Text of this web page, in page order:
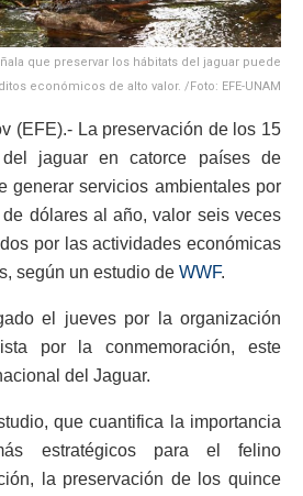
que preservar los hábitats del jaguar puede
económicos de alto valor. /Foto: EFE-UNAM
(EFE).- La preservación de los 15
del jaguar en catorce países de
generar servicios ambientales por
dólares al año, valor seis veces
por las actividades económicas
según un estudio de WWF.
el jueves por la organización
por la conmemoración, este
del Jaguar.
que cuantifica la importancia
estratégicos para el felino
la preservación de los quince